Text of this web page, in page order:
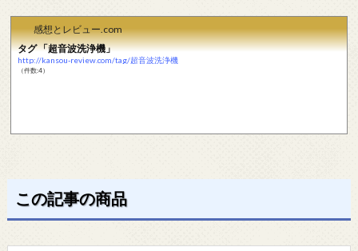
感想とレビュー.com
タグ 「超音波洗浄機」
http://kansou-review.com/tag/超音波洗浄機
（件数:4）
この記事の商品